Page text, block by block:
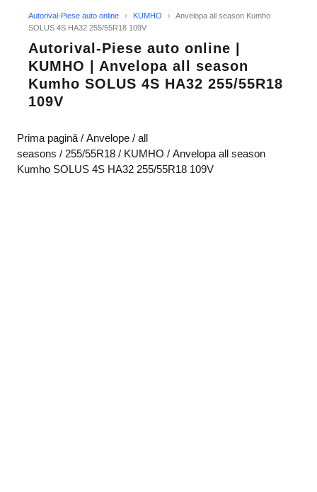
Autorival-Piese auto online › KUMHO ›
Anvelopa all season Kumho
SOLUS 4S HA32 255/55R18 109V
Autorival-Piese auto online |
KUMHO | Anvelopa all season
Kumho SOLUS 4S HA32 255/55R18
109V
Prima pagină / Anvelope / all
seasons / 255/55R18 / KUMHO / Anvelopa all season
Kumho SOLUS 4S HA32 255/55R18 109V